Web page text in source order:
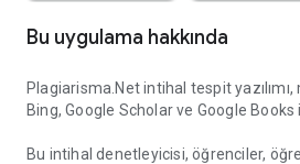
Bu uygulama hakkında
Plagiarisma.Net intihal tespit
Bing, Google Scholar ve Google Books
Bu intihal denetleyicisi, öğrenciler,